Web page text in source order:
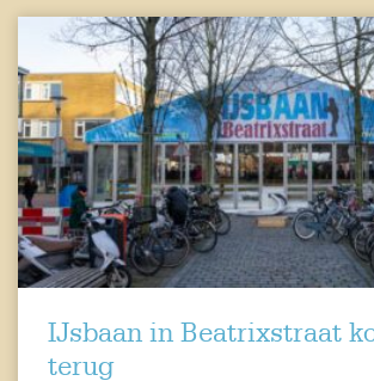
IJsbaan in Beatrixstraat
terug